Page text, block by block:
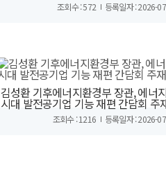
조회수 : 572 등록일자 : 2026-
김성환 기후에너지환경부 장관, 에너
시대 발전공기업 기능 재편 간담회 주
조회수 : 1216 등록일자 : 2026-